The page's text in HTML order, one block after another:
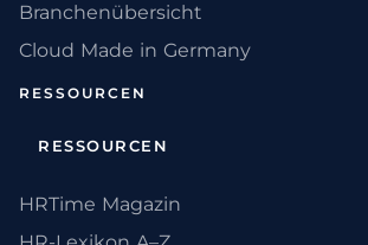
Branchenübersicht
Cloud Made in Germany
RESSOURCEN
RESSOURCEN
HRTime Magazin